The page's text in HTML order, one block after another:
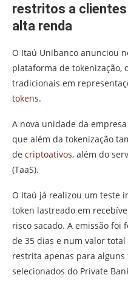
restritos a
alta renda
O Itaú Unibanco anunciou
plataforma de tokenização,
tradicionais em
tokens.
A nova unidade da
que além da tokenização
de criptoativos, além do
(TaaS).
O Itaú já realizou um teste
token lastreado em
risco sacado. A emissão foi
de 35 dias e num valor total
restrita apenas para
selecionados do Private